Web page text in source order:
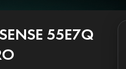
55E7Q